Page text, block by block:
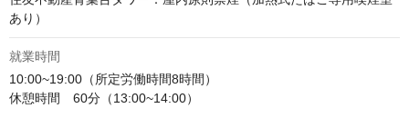
あり）
就業時間
10:00~19:00（所定労働時間8時間）
休憩時間　60分（13:00~14:00）